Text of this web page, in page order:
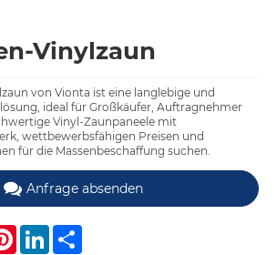
Vinylzaun
von Vionta ist eine langlebige und
ideal für Großkäufer, Auftragnehmer
Vinyl-Zaunpaneele mit
wettbewerbsfähigen Preisen und
für die Massenbeschaffung suchen.
Anfrage absenden
PinterestLinkedIn